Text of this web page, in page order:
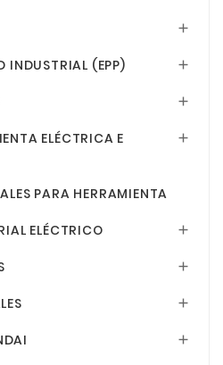

INDUSTRIAL (EPP) 

ELÉCTRICA E

PARA HERRAMIENTA
ELÉCTRICO 


